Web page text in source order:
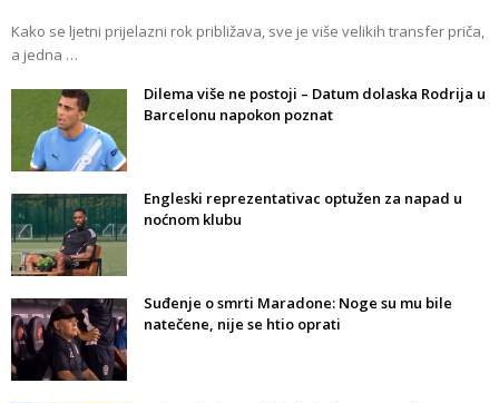
Kako se ljetni prijelazni rok približava, sve je više velikih transfer priča,
a jedna …
Dilema više ne postoji – Datum dolaska Rodrija u
Barcelonu napokon poznat
Engleski reprezentativac optužen za napad u
noćnom klubu
Suđenje o smrti Maradone: Noge su mu bile
natečene, nije se htio oprati